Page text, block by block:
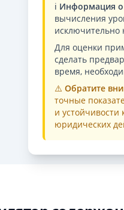
ℹ️ Информация о
вычисления
исключительно
Для оценки
сделать
время,
⚠️ Обратите
точные
и
юридических